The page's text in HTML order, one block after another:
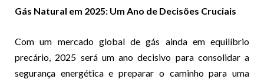
Gás Natural em 2025: Um Ano de Decisões Cruciais
Com um mercado global de gás ainda em equilíbrio
precário, 2025 será um ano decisivo para consolidar a
segurança energética e preparar o caminho para uma